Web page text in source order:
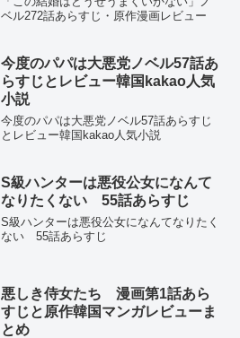
ベル272話あらすじ・原作漫画レビュー
今度のパパは大悪党ノベル57話あ
らすじとレビュー韓国kakao人気
小説
今度のパパは大悪党ノベル57話あらすじ
とレビュー韓国kakao人気小説
S級ハンターは悪役公女になんて
なりたくない 55話あらすじ
S級ハンターは悪役公女になんてなりたく
ない 55話あらすじ
悪しき侍女たち 漫画第1話あら
すじと原作韓国マンガレビューま
とめ